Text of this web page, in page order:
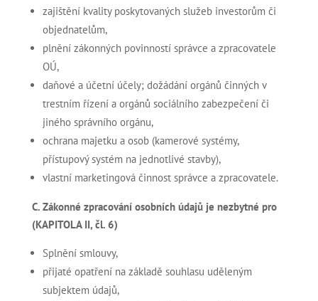
zajištění kvality poskytovaných služeb investorům či
objednatelům,
plnění zákonných povinností správce a zpracovatele
OÚ,
daňové a účetní účely; dožádání orgánů činných v
trestním řízení a orgánů sociálního zabezpečení či
jiného správního orgánu,
ochrana majetku a osob (kamerové systémy,
přístupový systém na jednotlivé stavby),
vlastní marketingová činnost správce a zpracovatele.
C. Zákonné zpracování osobních údajů je nezbytné pro
(KAPITOLA II, čl. 6)
Splnění smlouvy,
přijaté opatření na základě souhlasu uděleným
subjektem údajů,